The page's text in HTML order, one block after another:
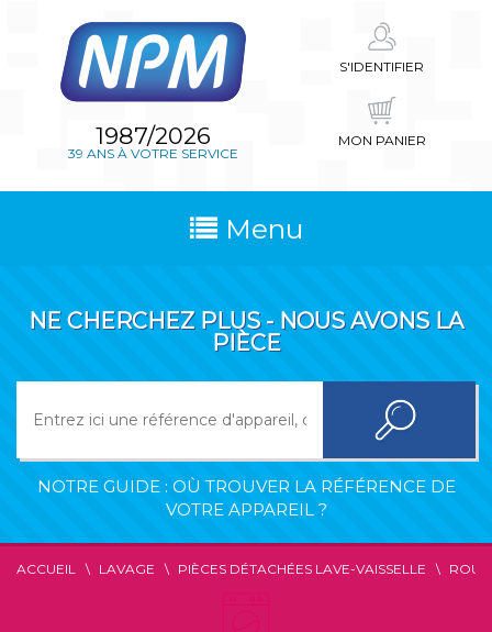
1987/2026
39 ANS À VOTRE SERVICE
S'IDENTIFIER
MON PANIER
Menu
NE CHERCHEZ PLUS - NOUS AVONS LA
PIÈCE
NOTRE GUIDE : OÙ TROUVER LA RÉFÉRENCE DE
VOTRE APPAREIL ?
ACCUEIL LAVAGE PIÈCES DÉTACHÉES LAVE-VAISSELLE